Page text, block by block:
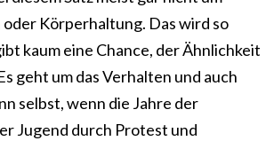
Körperhaltung. Das wird so
kaum eine Chance, der Ähnlichkeit
geht um das Verhalten und auch
selbst, wenn die Jahre der
Jugend durch Protest und